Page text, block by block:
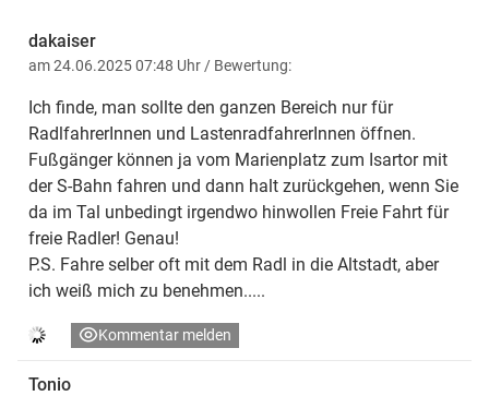
dakaiser
am 24.06.2025 07:48 Uhr / Bewertung:
Ich finde, man sollte den ganzen Bereich nur für
RadlfahrerInnen und LastenradfahrerInnen öffnen.
Fußgänger können ja vom Marienplatz zum Isartor mit
der S-Bahn fahren und dann halt zurückgehen, wenn Sie
da im Tal unbedingt irgendwo hinwollen Freie Fahrt für
freie Radler! Genau!
P.S. Fahre selber oft mit dem Radl in die Altstadt, aber
ich weiß mich zu benehmen.....
Kommentar melden
Tonio